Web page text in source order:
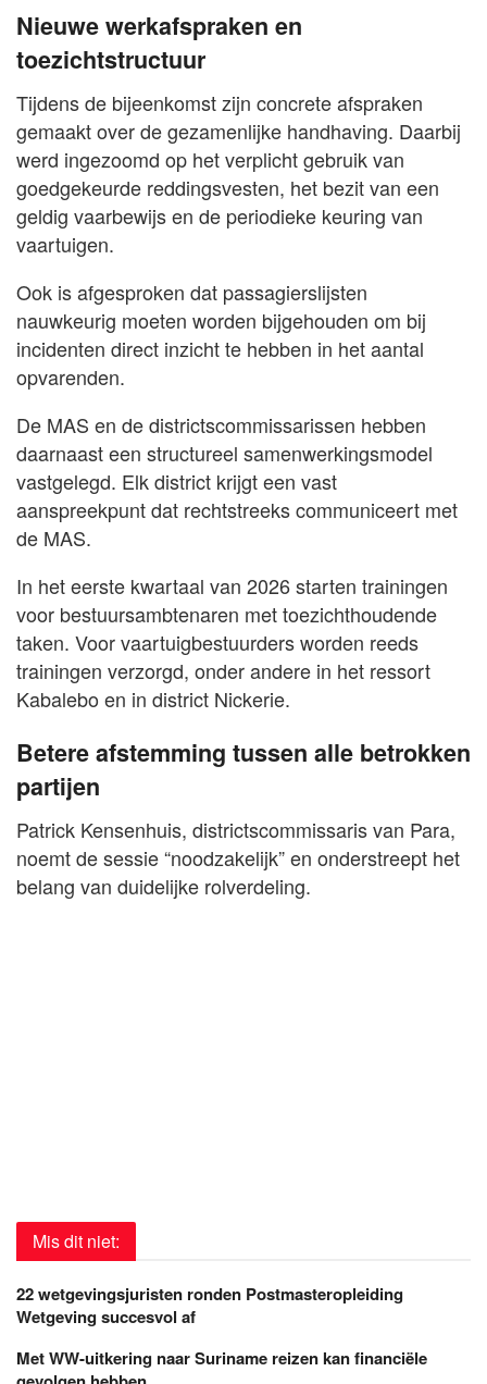
Nieuwe werkafspraken en
toezichtstructuur
Tijdens de bijeenkomst zijn concrete afspraken
gemaakt over de gezamenlijke handhaving. Daarbij
werd ingezoomd op het verplicht gebruik van
goedgekeurde reddingsvesten, het bezit van een
geldig vaarbewijs en de periodieke keuring van
vaartuigen.
Ook is afgesproken dat passagierslijsten
nauwkeurig moeten worden bijgehouden om bij
incidenten direct inzicht te hebben in het aantal
opvarenden.
De MAS en de districtscommissarissen hebben
daarnaast een structureel samenwerkingsmodel
vastgelegd. Elk district krijgt een vast
aanspreekpunt dat rechtstreeks communiceert met
de MAS.
In het eerste kwartaal van 2026 starten trainingen
voor bestuursambtenaren met toezichthoudende
taken. Voor vaartuigbestuurders worden reeds
trainingen verzorgd, onder andere in het ressort
Kabalebo en in district Nickerie.
Betere afstemming tussen alle betrokken
partijen
Patrick Kensenhuis, districtscommissaris van Para,
noemt de sessie “noodzakelijk” en onderstreept het
belang van duidelijke rolverdeling.
Mis dit niet:
22 wetgevingsjuristen ronden Postmasteropleiding
Wetgeving succesvol af
Met WW-uitkering naar Suriname reizen kan financiële